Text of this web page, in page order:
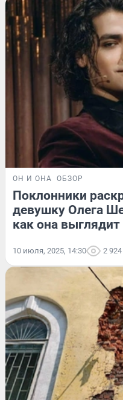
ОН И ОНА ОБЗОР
Поклонники
девушку Олега
как она выглядит
10 июля, 2025, 14:30 2 924